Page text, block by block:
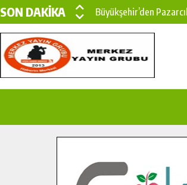
SON DAKİKA
Büyükşehir’den
Büyükşehir’den
Çin’den KSÜ’ye
İlçe Jandarma